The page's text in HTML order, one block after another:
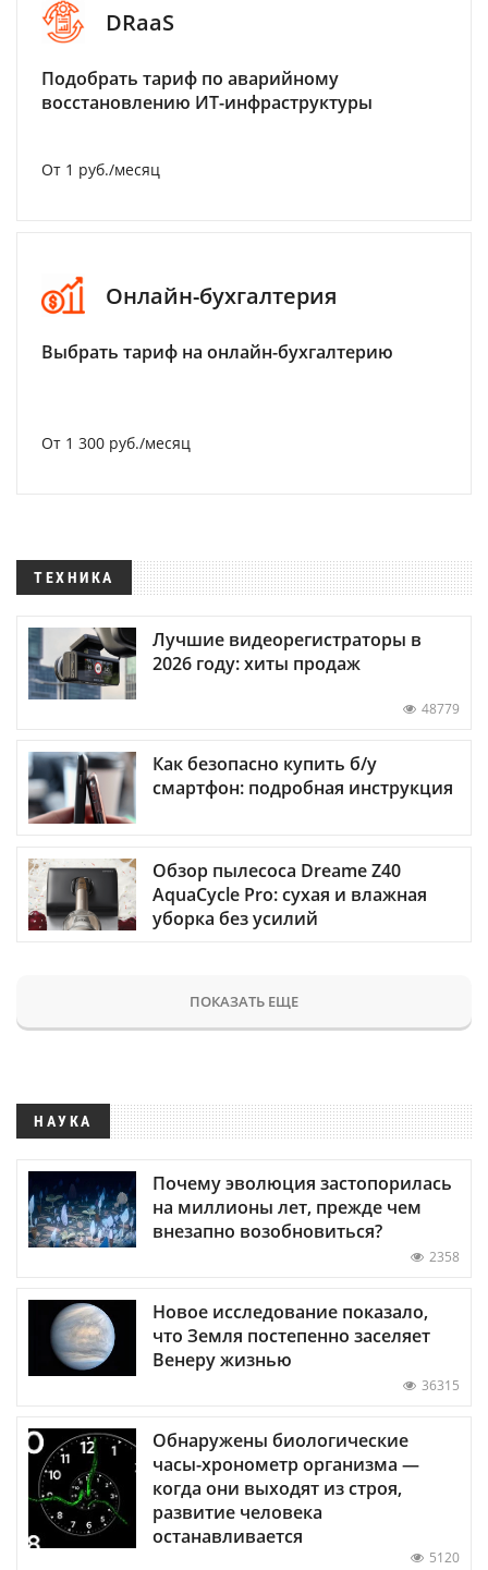
DRaaS
Подобрать тариф по аварийному
восстановлению ИТ-инфраструктуры
От 1 руб./месяц
Онлайн-бухгалтерия
Выбрать тариф на онлайн-бухгалтерию
От 1 300 руб./месяц
ТЕХНИКА
Лучшие видеорегистраторы в
2026 году: хиты продаж
48779
Как безопасно купить б/у
смартфон: подробная инструкция
Обзор пылесоса Dreame Z40
AquaCycle Pro: сухая и влажная
уборка без усилий
ПОКАЗАТЬ ЕЩЕ
НАУКА
Почему эволюция застопорилась
на миллионы лет, прежде чем
внезапно возобновиться?
2358
Новое исследование показало,
что Земля постепенно заселяет
Венеру жизнью
36315
Обнаружены биологические
часы-хронометр организма —
когда они выходят из строя,
развитие человека
останавливается
5120